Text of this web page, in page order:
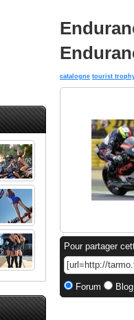
catalogne tourist
Pour partager
Forum